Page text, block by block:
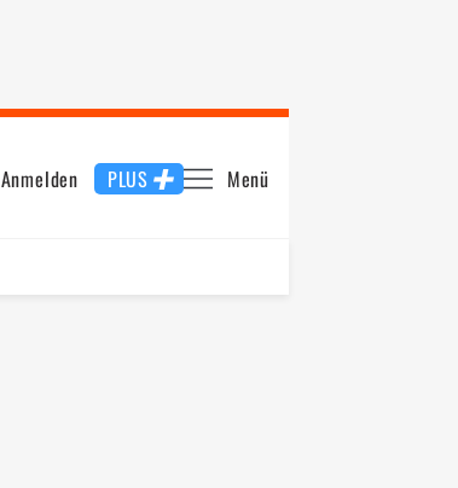
Anmelden PLUS Menü